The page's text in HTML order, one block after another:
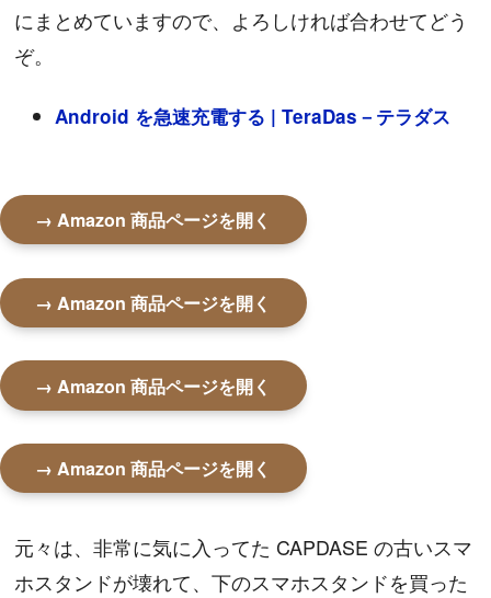
にまとめていますので、よろしければ合わせてどう
ぞ。
Android を急速充電する | TeraDas－テラダス
→ Amazon 商品ページを開く
→ Amazon 商品ページを開く
→ Amazon 商品ページを開く
→ Amazon 商品ページを開く
元々は、非常に気に入ってた CAPDASE の古いスマ
ホスタンドが壊れて、下のスマホスタンドを買った